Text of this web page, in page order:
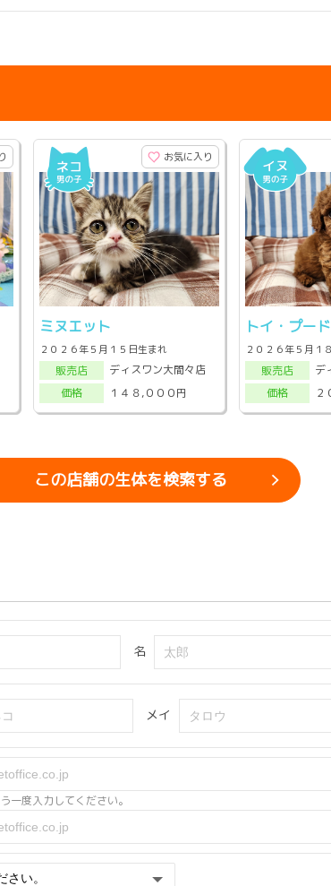
お気に入り
ミヌエット
２０２６年５月１５日生まれ
販売店
ディスワン大間々店
価格
１４８,０００円
トイ・プー
２０２６年５月１
販売店
デ
価格
２
この店舗の生体を検索する
名
メイ
一度入力してください。